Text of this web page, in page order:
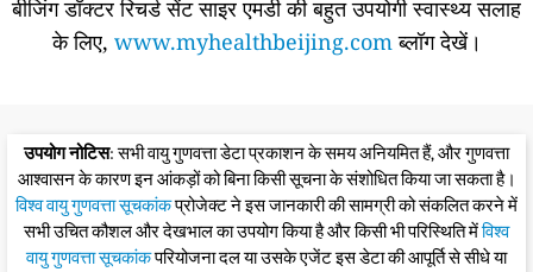
बीजिंग डॉक्टर रिचर्ड सेंट साइर एमडी की बहुत उपयोगी स्वास्थ्य सलाह
के लिए, www.myhealthbeijing.comब्लॉग देखें।
उपयोग नोटिस: सभी वायु गुणवत्ता डेटा प्रकाशन के समय अनियमित हैं, और गुणवत्ता
आश्वासन के कारण इन आंकड़ों को बिना किसी सूचना के संशोधित किया जा सकता है।
विश्व वायु गुणवत्ता सूचकांकप्रोजेक्ट ने इस जानकारी की सामग्री को संकलित करने में
सभी उचित कौशल और देखभाल का उपयोग किया है और किसी भी परिस्थिति मेंविश्व
वायु गुणवत्ता सूचकांकपरियोजना दल या उसके एजेंट इस डेटा की आपूर्ति से सीधे या